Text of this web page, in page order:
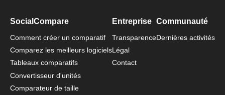
SocialCompare
Comment créer un comparatif
Comparez les meilleurs logiciels
Tableaux comparatifs
Convertisseur d'unités
Comparateur de taille
Entreprise
Transparence
Légal
Contact
Communauté
Dernières activités